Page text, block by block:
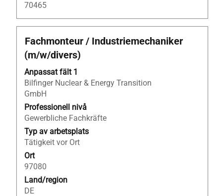
70465
Titel
Fachmonteur / Industriemechaniker
(m/w/divers)
Anpassat fält 1
Bilfinger Nuclear & Energy Transition
GmbH
Professionell nivå
Gewerbliche Fachkräfte
Typ av arbetsplats
Tätigkeit vor Ort
Ort
97080
Land/region
DE
Klicka
på
blankstegstangenten
för
att
visa
allt
innehåll
i
jobbeskrivningen.